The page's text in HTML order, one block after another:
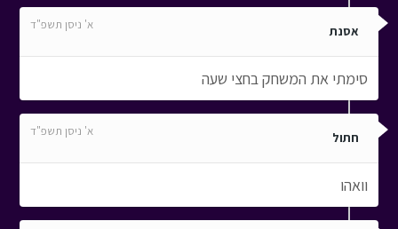
אסנת א' ניסן תשפ"ד
סימתי את המשחק בחצי שעה
חתול א' ניסן תשפ"ד
וואהו